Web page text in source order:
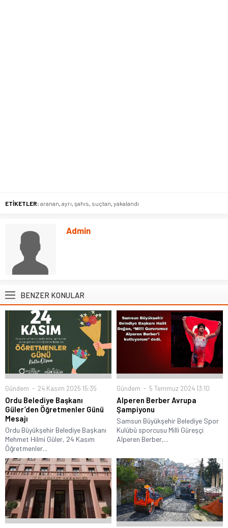
ETİKETLER: aranan, ayrı, şahıs, suçtan, yakalandı
Admin
BENZER KONULAR
Gündem 24 Kasım 2025 15:35
Ordu Belediye Başkanı
Güler’den Öğretmenler Günü
Mesajı
Ordu Büyükşehir Belediye Başkanı
Mehmet Hilmi Güler, 24 Kasım
Öğretmenler...
Gündem 5 Temmuz 2024 13:10
Alperen Berber Avrupa
Şampiyonu
Samsun Büyükşehir Belediye Spor
Kulübü sporcusu Milli Güreşçi
Alperen Berber,...